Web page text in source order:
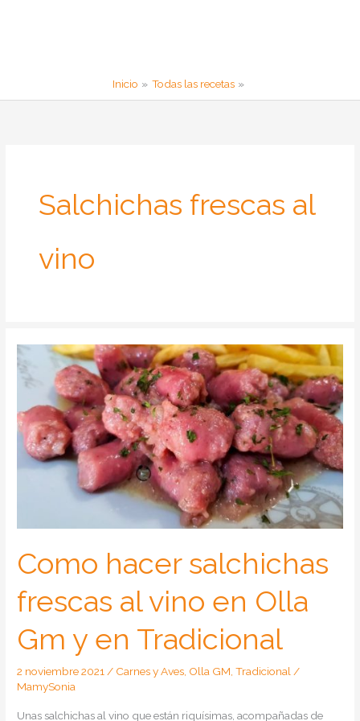
Inicio Todas las recetas
Salchichas frescas al
vino
Como hacer salchichas
frescas al vino en Olla
Gm y en Tradicional
2 noviembre 2021/ Carnes y Aves, Olla GM,Tradicional/
MamySonia
Unas salchichas al vino que están riquísimas, acompañadas de